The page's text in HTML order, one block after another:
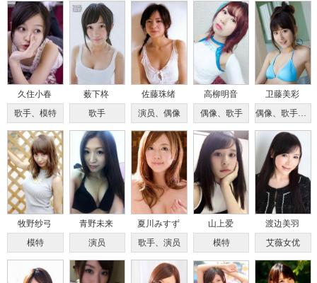
久住小春
歌手、模特
薮下柊
歌手
佐藤珠绪
演员、偶像
高柳明音
偶像、歌手
卫藤美彩
偶像、歌手、演员
牧野纱弓
模特
青野未来
演员
夏川みすず
歌手、演员
山上爱
模特
渡边美羽
艾薇女优